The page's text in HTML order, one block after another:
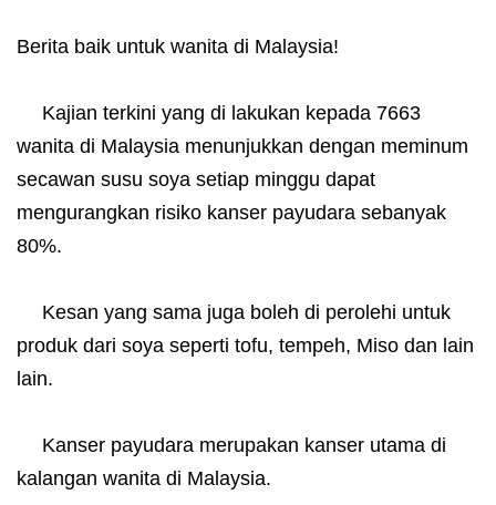
Berita baik untuk wanita di Malaysia!
Kajian terkini yang di lakukan kepada 7663
wanita di Malaysia menunjukkan dengan meminum
secawan susu soya setiap minggu dapat
mengurangkan risiko kanser payudara sebanyak
80%.
Kesan yang sama juga boleh di perolehi untuk
produk dari soya seperti tofu, tempeh, Miso dan lain
lain.
Kanser payudara merupakan kanser utama di
kalangan wanita di Malaysia.